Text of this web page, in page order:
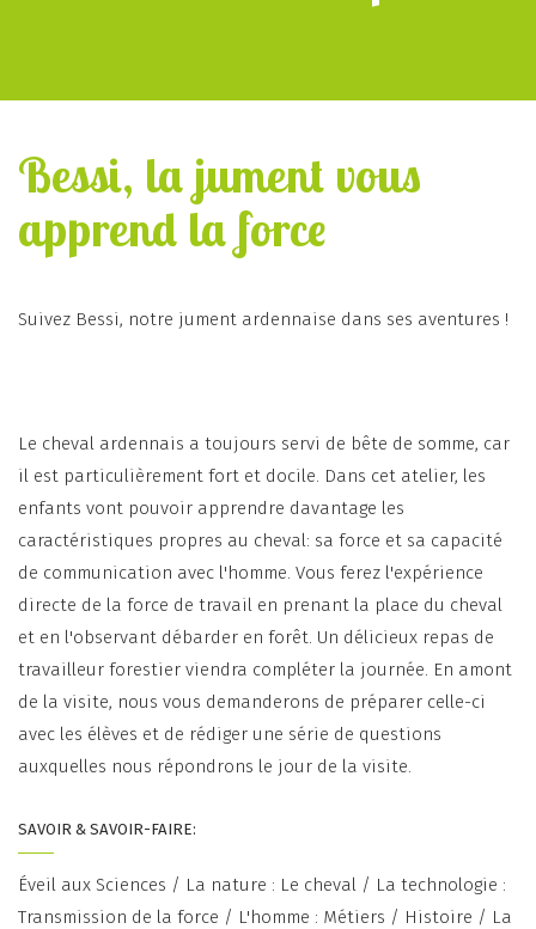
Bessi, la jument vous
apprend la force
Suivez Bessi, notre jument ardennaise dans ses aventures !
Le cheval ardennais a toujours servi de bête de somme, car
il est particulièrement fort et docile. Dans cet atelier, les
enfants vont pouvoir apprendre davantage les
caractéristiques propres au cheval: sa force et sa capacité
de communication avec l'homme. Vous ferez l'expérience
directe de la force de travail en prenant la place du cheval
et en l'observant débarder en forêt. Un délicieux repas de
travailleur forestier viendra compléter la journée. En amont
de la visite, nous vous demanderons de préparer celle-ci
avec les élèves et de rédiger une série de questions
auxquelles nous répondrons le jour de la visite.
SAVOIR & SAVOIR-FAIRE:
Éveil aux Sciences / La nature : Le cheval / La technologie :
Transmission de la force / L'homme : Métiers / Histoire / La